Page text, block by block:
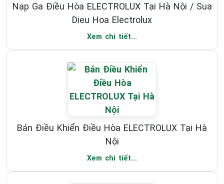
Nạp Ga Điều Hòa ELECTROLUX Tại Hà Nội / Sua
Dieu Hoa Electrolux
Xem chi tiết...
Bán Điều Khiển Điều Hòa ELECTROLUX Tại Hà
Nội
Xem chi tiết...